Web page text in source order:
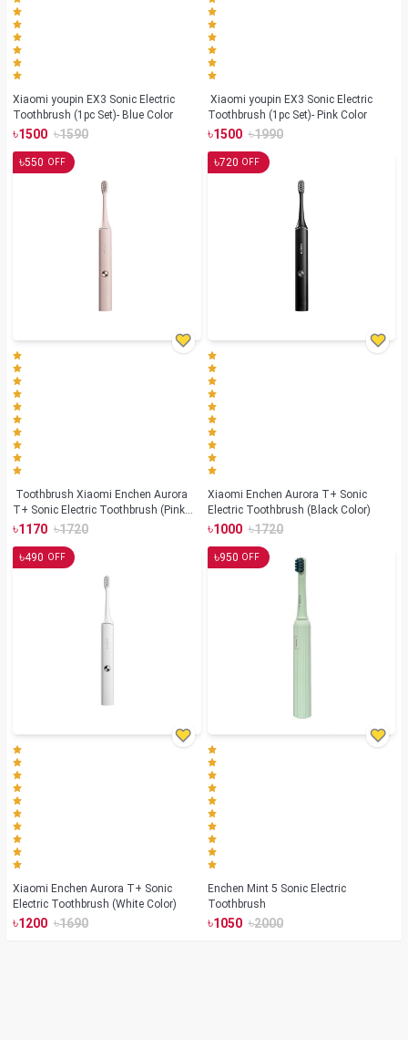
Xiaomi youpin EX3 Sonic Electric
Toothbrush (1pc Set)- Blue Color
৳1500 ৳1590
Toothbrush (1pc Set)- Pink Color
৳1500 ৳1990
৳550 OFF
Toothbrush Xiaomi Enchen Aurora
T+ Sonic Electric Toothbrush (Pink
Color)
৳1170 ৳1720
৳720 OFF
Xiaomi Enchen Aurora T+ Sonic
Electric Toothbrush (Black Color)
৳1000 ৳1720
৳490 OFF
Xiaomi Enchen Aurora T+ Sonic
Electric Toothbrush (White Color)
৳1200 ৳1690
৳950 OFF
Enchen Mint 5 Sonic Electric
Toothbrush
৳1050 ৳2000